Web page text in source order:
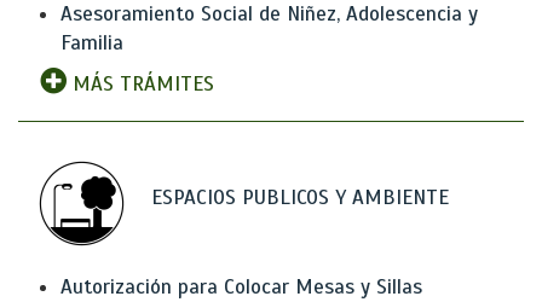
Asesoramiento Social de Niñez, Adolescencia y
Familia
MÁS TRÁMITES
ESPACIOS PUBLICOS Y AMBIENTE
Autorización para Colocar Mesas y Sillas